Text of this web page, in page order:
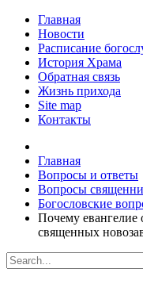
Главная
Новости
Расписание
История Храма
Обратная связь
Жизнь прихода
Site map
Контакты
Главная
Вопросы и ответы
Вопросы
Богословские
Почему евангелие
священных